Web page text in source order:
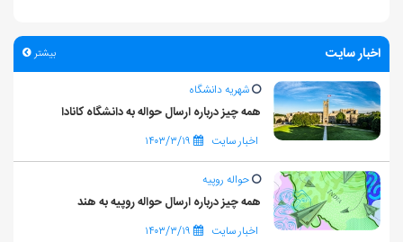
اخبار سایت بیشتر
شهریه دانشگاه
همه چیز درباره ارسال حواله به دانشگاه کانادا
اخبار سایت ۱۴۰۳/۳/۱۹
حواله روپیه
همه چیز درباره ارسال حواله روپیه به هند
اخبار سایت ۱۴۰۳/۳/۱۹